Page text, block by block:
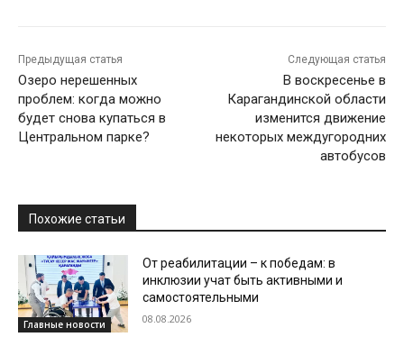
Предыдущая статья
Озеро нерешенных
проблем: когда можно
будет снова купаться в
Центральном парке?
Следующая статья
В воскресенье в
Карагандинской области
изменится движение
некоторых междугородних
автобусов
Похожие статьи
Главные новости
От реабилитации – к победам: в
инклюзии учат быть активными и
самостоятельными
08.08.2026